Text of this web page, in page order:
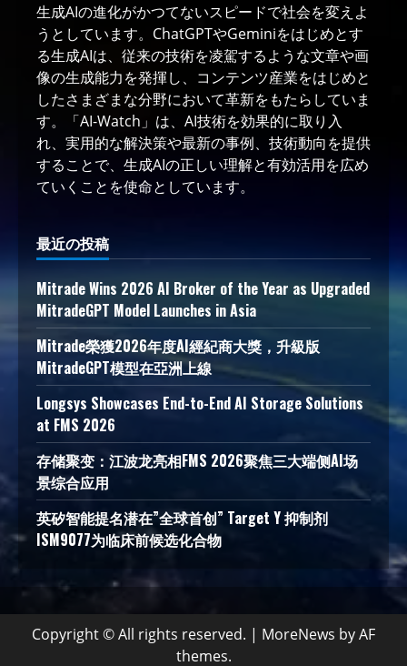
生成AIの進化がかつてないスピードで社会を変えよ
うとしています。ChatGPTやGeminiをはじめとす
る生成AIは、従来の技術を凌駕するような文章や画
像の生成能力を発揮し、コンテンツ産業をはじめと
したさまざまな分野において革新をもたらしていま
す。「AI-Watch」は、AI技術を効果的に取り入
れ、実用的な解決策や最新の事例、技術動向を提供
することで、生成AIの正しい理解と有効活用を広め
ていくことを使命としています。
最近の投稿
Mitrade Wins 2026 AI Broker of the Year as Upgraded
MitradeGPT Model Launches in Asia
Mitrade榮獲2026年度AI經紀商大獎，升級版
MitradeGPT模型在亞洲上線
Longsys Showcases End-to-End AI Storage Solutions
at FMS 2026
存储聚变：江波龙亮相FMS 2026聚焦三大端侧AI场
景综合应用
英矽智能提名潜在”全球首创” Target Y 抑制剂
ISM9077为临床前候选化合物
Copyright © All rights reserved. | MoreNews by AF
themes.